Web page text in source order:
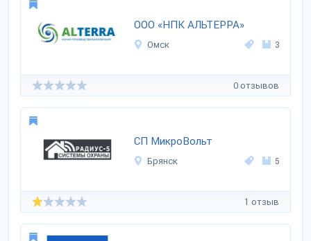
ООО «НПК АЛЬТЕРРА»
Омск 3
0 отзывов
СП МикроВольт
Брянск 5
1 отзыв